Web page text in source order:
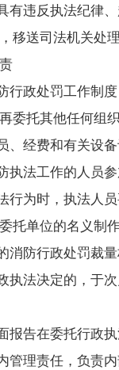
有违反执法纪律
移送司法机关处
行政处罚工作制
委托其他任何组
、经费和有关设
执法工作的人员
行为时，执法人
托单位的名义制
消防行政处罚裁
执法决定的，于
报告在委托行政
管理责任，负责